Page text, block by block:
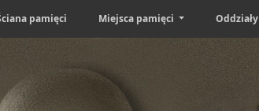
pamięci Miejsca pamięci Oddziały